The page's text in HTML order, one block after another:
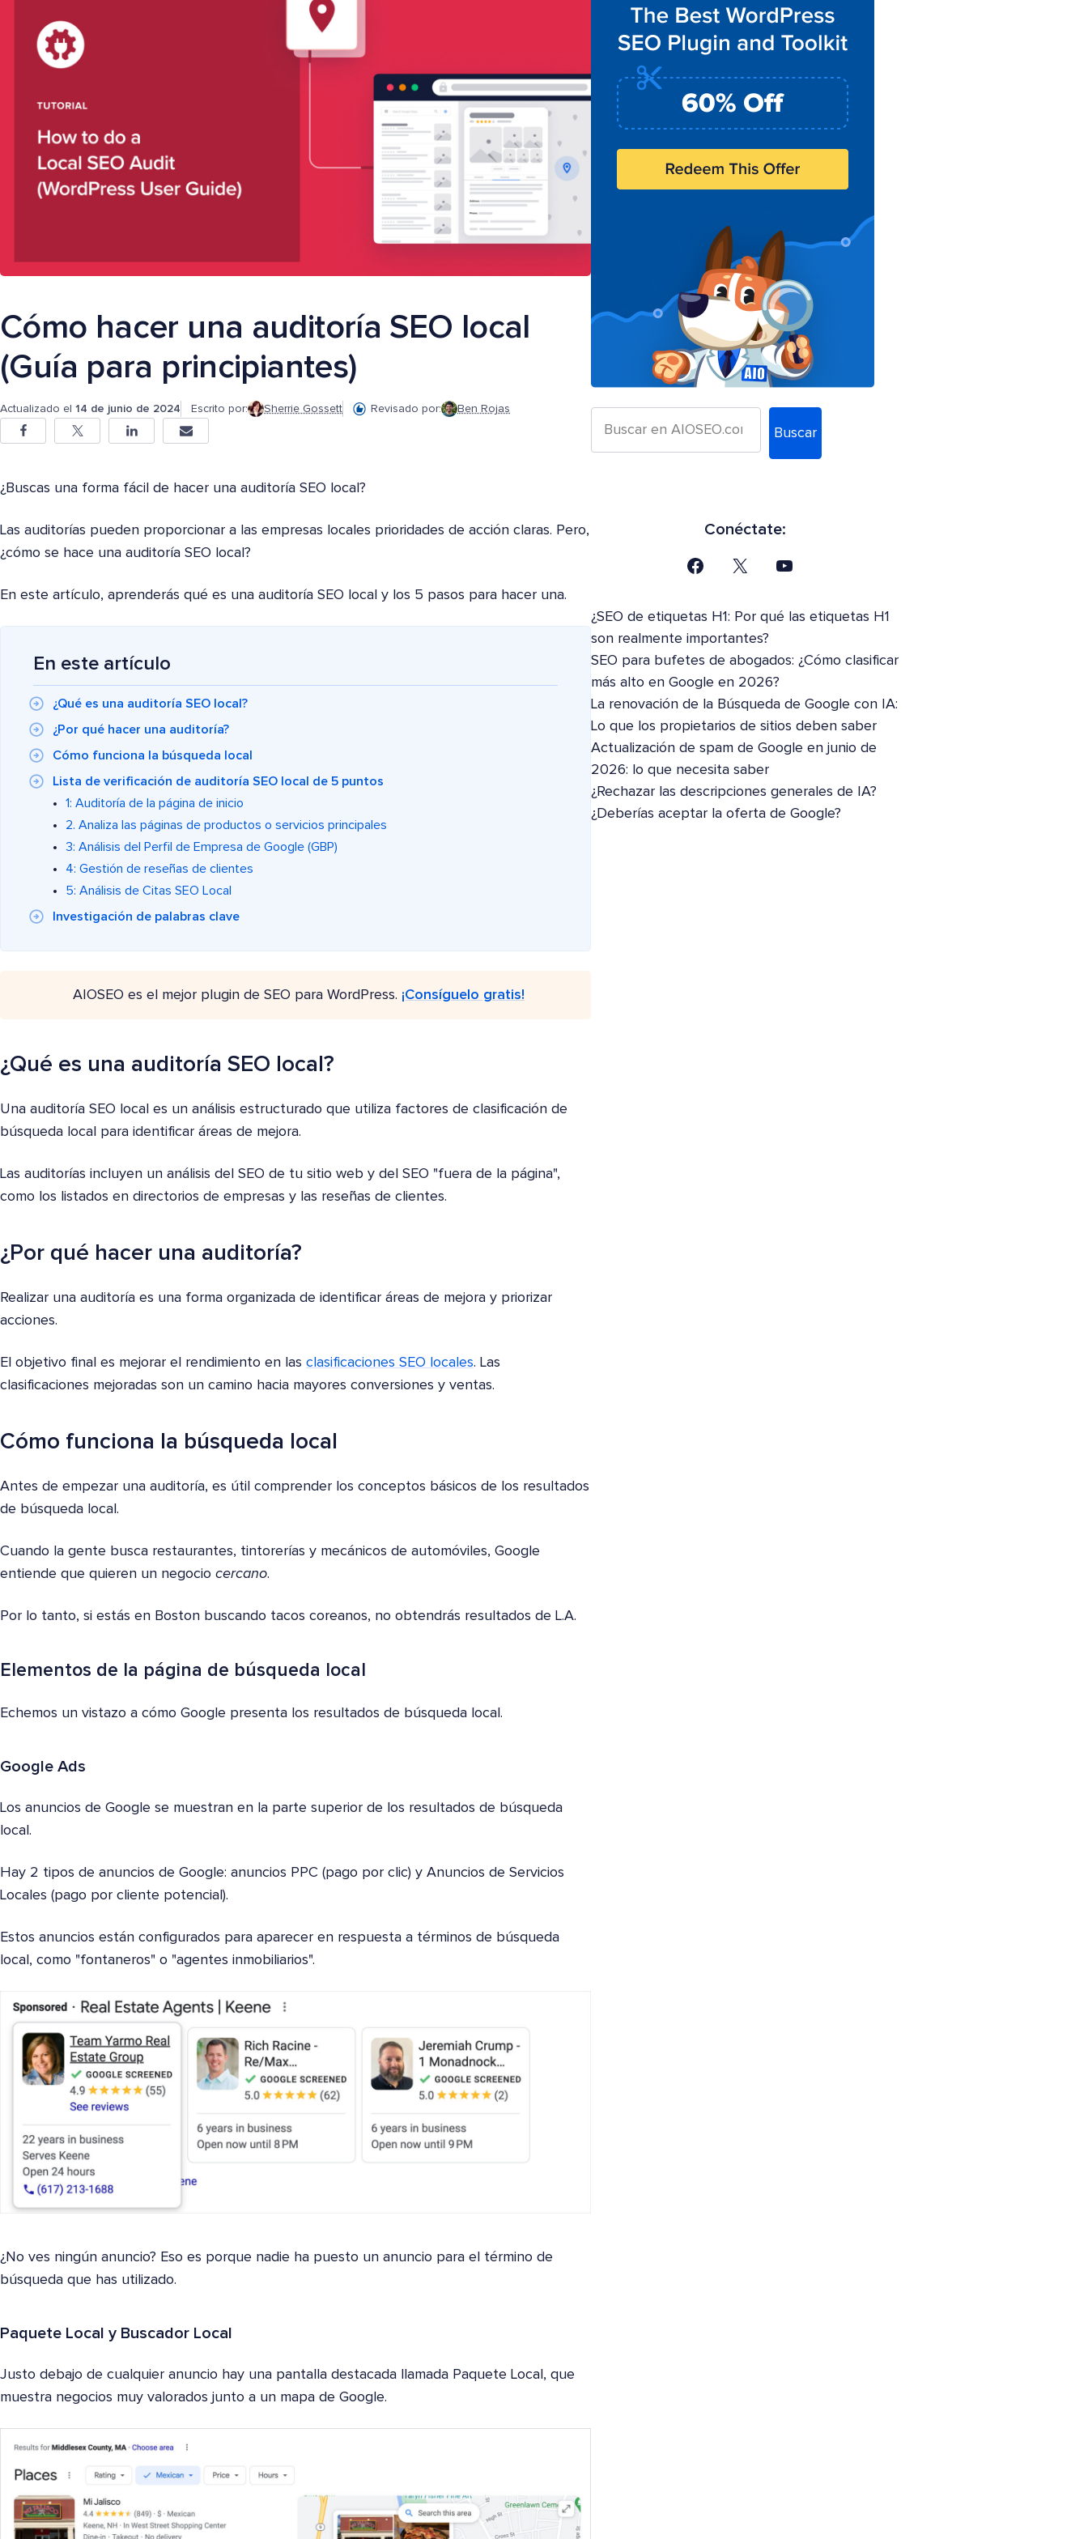
Cómo hacer una auditoría SEO local
(Guía para principiantes)
Actualizado el 14 de junio de 2024 Escrito por: Sherrie Gossett Revisado por: Ben Rojas
¿Buscas una forma fácil de hacer una auditoría SEO local?
Las auditorías pueden proporcionar a las empresas locales prioridades de acción claras. Pero,
¿cómo se hace una auditoría SEO local?
En este artículo, aprenderás qué es una auditoría SEO local y los 5 pasos para hacer una.
En este artículo
¿Qué es una auditoría SEO local?
¿Por qué hacer una auditoría?
Cómo funciona la búsqueda local
Lista de verificación de auditoría SEO local de 5 puntos
1: Auditoría de la página de inicio
2. Analiza las páginas de productos o servicios principales
3: Análisis del Perfil de Empresa de Google (GBP)
4: Gestión de reseñas de clientes
5: Análisis de Citas SEO Local
Investigación de palabras clave
AIOSEO es el mejor plugin de SEO para WordPress. ¡Consíguelo gratis!
¿Qué es una auditoría SEO local?
Una auditoría SEO local es un análisis estructurado que utiliza factores de clasificación de
búsqueda local para identificar áreas de mejora.
Las auditorías incluyen un análisis del SEO de tu sitio web y del SEO "fuera de la página",
como los listados en directorios de empresas y las reseñas de clientes.
¿Por qué hacer una auditoría?
Realizar una auditoría es una forma organizada de identificar áreas de mejora y priorizar
acciones.
El objetivo final es mejorar el rendimiento en las clasificaciones SEO locales. Las
clasificaciones mejoradas son un camino hacia mayores conversiones y ventas.
Cómo funciona la búsqueda local
Antes de empezar una auditoría, es útil comprender los conceptos básicos de los resultados
de búsqueda local.
Cuando la gente busca restaurantes, tintorerías y mecánicos de automóviles, Google
entiende que quieren un negocio cercano.
Por lo tanto, si estás en Boston buscando tacos coreanos, no obtendrás resultados de L.A.
Elementos de la página de búsqueda local
Echemos un vistazo a cómo Google presenta los resultados de búsqueda local.
Google Ads
Los anuncios de Google se muestran en la parte superior de los resultados de búsqueda
local.
Hay 2 tipos de anuncios de Google: anuncios PPC (pago por clic) y Anuncios de Servicios
Locales (pago por cliente potencial).
Estos anuncios están configurados para aparecer en respuesta a términos de búsqueda
local, como "fontaneros" o "agentes inmobiliarios".
¿No ves ningún anuncio? Eso es porque nadie ha puesto un anuncio para el término de
búsqueda que has utilizado.
Paquete Local y Buscador Local
Justo debajo de cualquier anuncio hay una pantalla destacada llamada Paquete Local, que
muestra negocios muy valorados junto a un mapa de Google.
Buscar
Conéctate:
¿SEO de etiquetas H1: Por qué las etiquetas H1
son realmente importantes?
SEO para bufetes de abogados: ¿Cómo clasificar
más alto en Google en 2026?
La renovación de la Búsqueda de Google con IA:
Lo que los propietarios de sitios deben saber
Actualización de spam de Google en junio de
2026: lo que necesita saber
¿Rechazar las descripciones generales de IA?
¿Deberías aceptar la oferta de Google?